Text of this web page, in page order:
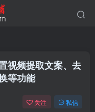
视频提取文案、去
等功能
关注 私信